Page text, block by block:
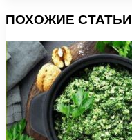
ПОХОЖИЕ СТАТЬИ